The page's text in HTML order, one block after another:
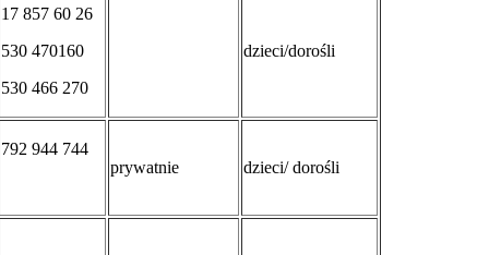
17 857 60 26
530 470160
530 466 270
dzieci/dorośli
792 944 744
prywatnie
dzieci/ dorośli